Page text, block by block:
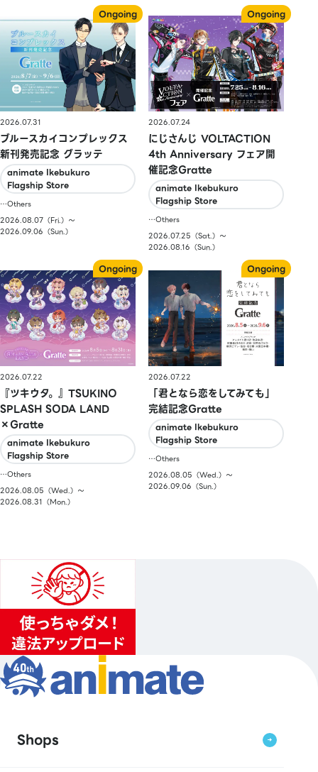
2026.07.31
ブルースカイコンプレックス
新刊発売記念 グラッテ
animate Ikebukuro
Flagship Store
…Others
2026.08.07（Fri.）〜
2026.09.06（Sun.）
2026.07.24
にじさんじ VOLTACTION
4th Anniversary フェア開
催記念Gratte
animate Ikebukuro
Flagship Store
…Others
2026.07.25（Sat.）〜
2026.08.16（Sun.）
2026.07.22
『ツキウタ。』TSUKINO
SPLASH SODA LAND
×Gratte
animate Ikebukuro
Flagship Store
…Others
2026.08.05（Wed.）〜
2026.08.31（Mon.）
2026.07.22
「君となら恋をしてみても」
完結記念Gratte
animate Ikebukuro
Flagship Store
…Others
2026.08.05（Wed.）〜
2026.09.06（Sun.）
Shops